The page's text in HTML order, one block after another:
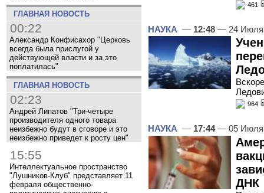
ГЛАВНАЯ НОВОСТЬ
00:22
Александр Конфисахор "Церковь
всегда была прислугой у
действующей власти и за это
поплатилась"
ГЛАВНАЯ НОВОСТЬ
02:23
Андрей Липатов "Три-четыре
производителя одного товара
неизбежно будут в сговоре и это
неизбежно приведет к росту цен"
15:55
Интеллектуальное пространство
"Лушников-Клуб" представляет 11
февраля общественно-
461
НАУКА — 12:48 — 24 Июля
964
НАУКА — 17:44— 05 Июля
ДНК